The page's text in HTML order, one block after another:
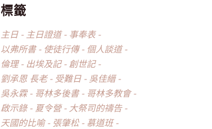
標籤
主日 主日證道
事奉表
以弗所書
使徒行傳
個人談道
倫理
出埃及記
創世記
劉承恩 長老
受難日
吳佳縉
吳永霖
哥林多後書
哥林多教會
啟示錄
夏令營
大祭司的禱告
天國的比喻
張肇松
慕道班